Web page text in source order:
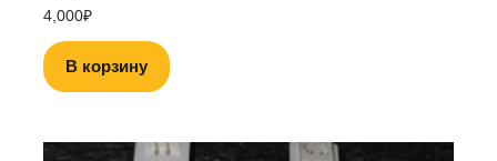
4,000₽
В корзину